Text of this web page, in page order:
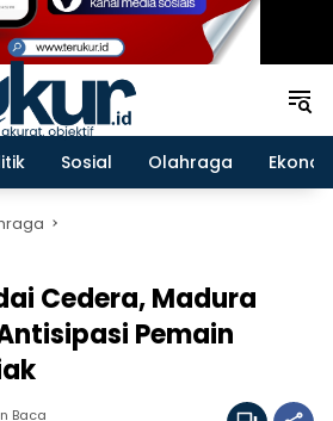
Sosial Olahraga
Cedera, Madura
Pemain
Baca